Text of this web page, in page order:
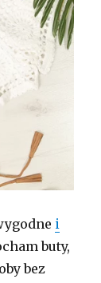
i
buty,
bez